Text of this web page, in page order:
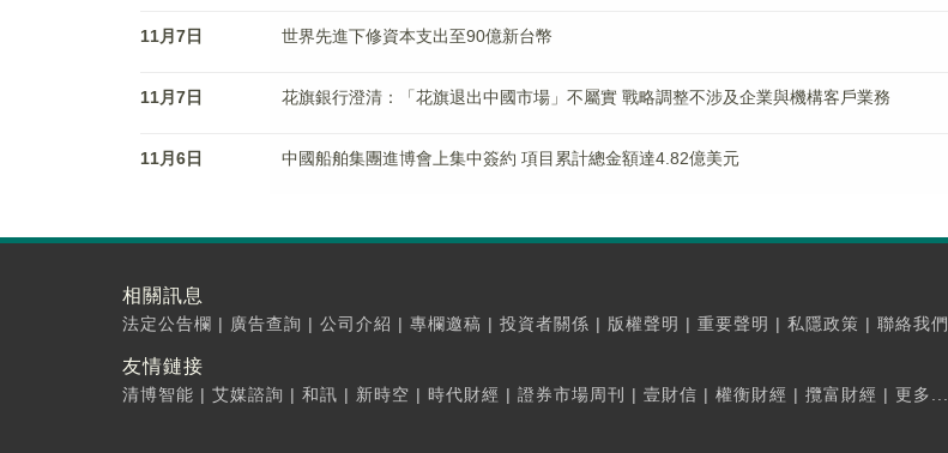
11月7日 世界先進下修資本支出至90億新台幣
11月7日 花旗銀行澄清：「花旗退出中國市場」不屬實 戰略調整不涉及企業與機構客戶業務
11月6日 中國船舶集團進博會上集中簽約 項目累計總金額達4.82億美元
相關訊息
法定公告欄 | 廣告查詢 | 公司介紹 | 專欄邀稿 | 投資者關係 | 版權聲明 | 重要聲明 | 私隱政策 | 聯絡我們
友情鏈接
清博智能 | 艾媒諮詢 | 和訊 | 新時空 | 時代財經 | 證券市場周刊 | 壹財信 | 權衡財經 | 攬富財經 | 更多...